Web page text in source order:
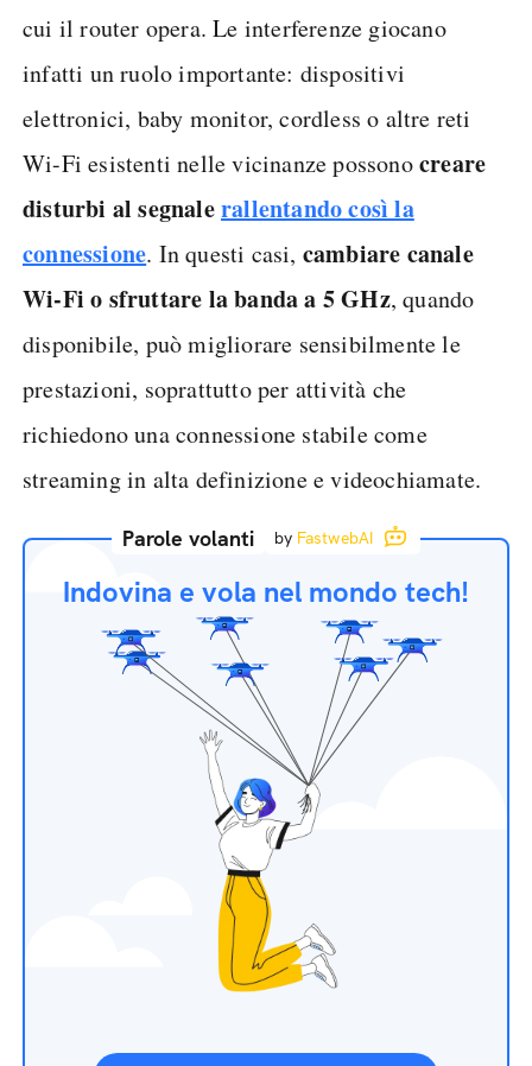
cui il router opera. Le interferenze giocano
infatti un ruolo importante: dispositivi
elettronici, baby monitor, cordless o altre reti
Wi-Fi esistenti nelle vicinanze possonocreare
disturbi al segnalerallentando così la
connessione. In questi casi, cambiare canale
Wi-Fi o sfruttare la banda a 5 GHz, quando
disponibile, può migliorare sensibilmente le
prestazioni, soprattutto per attività che
richiedono una connessione stabile come
streaming in alta definizione e videochiamate.
Parole volanti by FastwebAI
Indovina e vola nel mondo tech!